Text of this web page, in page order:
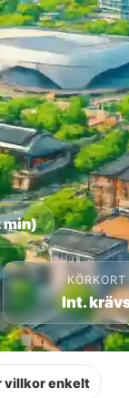
min)
KÖRKORT
Int.
villkor enkelt